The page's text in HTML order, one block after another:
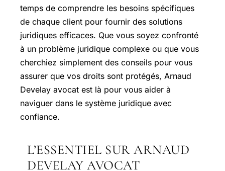
temps de comprendre les besoins spécifiques
de chaque client pour fournir des solutions
juridiques efficaces. Que vous soyez confronté
à un problème juridique complexe ou que vous
cherchiez simplement des conseils pour vous
assurer que vos droits sont protégés, Arnaud
Develay avocat est là pour vous aider à
naviguer dans le système juridique avec
confiance.
L’ESSENTIEL SUR ARNAUD
DEVELAY AVOCAT